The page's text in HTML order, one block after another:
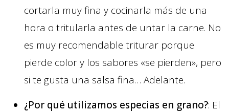
cortarla muy fina y cocinarla más de una
hora o tritularla antes de untar la carne. No
es muy recomendable triturar porque
pierde color y los sabores «se pierden», pero
si te gusta una salsa fina… Adelante.
¿Por qué utilizamos especias en grano?: El